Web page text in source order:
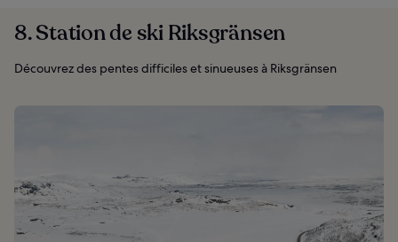
8. Station de ski Riksgränsen
Découvrez des pentes difficiles et sinueuses à Riksgränsen